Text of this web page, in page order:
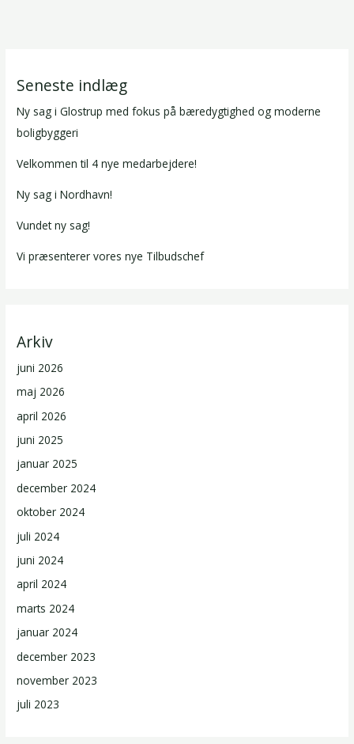
Seneste indlæg
Ny sag i Glostrup med fokus på bæredygtighed og moderne
boligbyggeri
Velkommen til 4 nye medarbejdere!
Ny sag i Nordhavn!
Vundet ny sag!
Vi præsenterer vores nye Tilbudschef
Arkiv
juni 2026
maj 2026
april 2026
juni 2025
januar 2025
december 2024
oktober 2024
juli 2024
juni 2024
april 2024
marts 2024
januar 2024
december 2023
november 2023
juli 2023